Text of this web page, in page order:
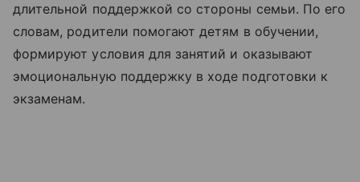
длительной поддержкой со стороны семьи. По его
словам, родители помогают детям в обучении,
формируют условия для занятий и оказывают
эмоциональную поддержку в ходе подготовки к
экзаменам.